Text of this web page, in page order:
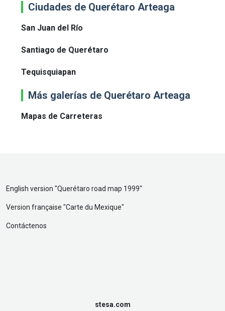
Ciudades de Querétaro Arteaga
San Juan del Río
Santiago de Querétaro
Tequisquiapan
Más galerías de Querétaro Arteaga
Mapas de Carreteras
English version "Querétaro road map 1999"
Version française "Carte du Mexique"
Contáctenos
stesa.com